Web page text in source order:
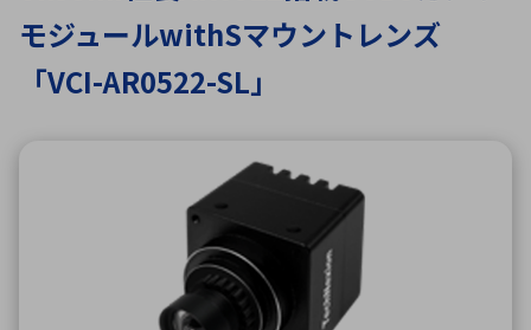
ワイヤレス給電
ロボティクス（AI）
データセンタ・クラウド
計測・検出
品質管理・検査
接着・接合
情報通信 宇宙・防衛
計測・測定・表示機器 検査・分析機器
レーザー・光学部品 組込コンピュータ
ら行
わ行
J K
O
モジュールwithSマウントレンズ
「VCI-AR0522-SL」